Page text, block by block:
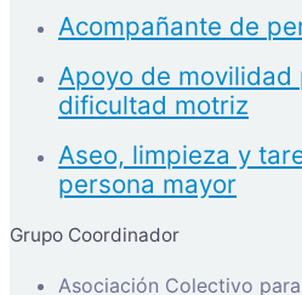
Acompañante de
Apoyo de movilidad
dificultad motriz
Aseo, limpieza y
persona mayor
Grupo Coordinador
Asociación Colectivo